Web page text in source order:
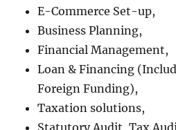
E-Commerce Set-up,
Business Planning,
Financial Management,
Loan & Financing
Foreign Funding),
Taxation solutions,